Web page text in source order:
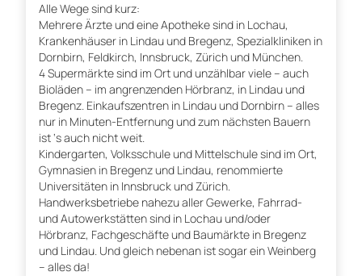
Alle Wege sind kurz:
Mehrere Ärzte und eine Apotheke sind in Lochau,
Krankenhäuser in Lindau und Bregenz, Spezialkliniken in
Dornbirn, Feldkirch, Innsbruck, Zürich und München.
4 Supermärkte sind im Ort und unzählbar viele – auch
Bioläden – im angrenzenden Hörbranz, in Lindau und
Bregenz. Einkaufszentren in Lindau und Dornbirn – alles
nur in Minuten-Entfernung und zum nächsten Bauern
ist ‘s auch nicht weit.
Kindergarten, Volksschule und Mittelschule sind im Ort,
Gymnasien in Bregenz und Lindau, renommierte
Universitäten in Innsbruck und Zürich.
Handwerksbetriebe nahezu aller Gewerke, Fahrrad-
und Autowerkstätten sind in Lochau und/oder
Hörbranz, Fachgeschäfte und Baumärkte in Bregenz
und Lindau. Und gleich nebenan ist sogar ein Weinberg
– alles da!